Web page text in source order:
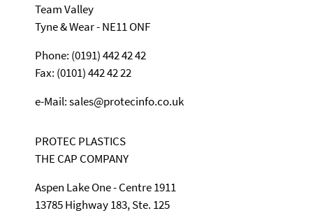
Team Valley
Tyne & Wear - NE11 ONF
Phone: (0191) 442 42 42
Fax: (0101) 442 42 22
e-Mail: sales@protecinfo.co.uk
PROTEC PLASTICS
THE CAP COMPANY
Aspen Lake One - Centre 1911
13785 Highway 183, Ste. 125